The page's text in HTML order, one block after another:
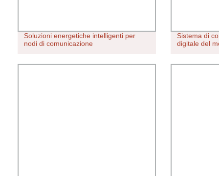
Soluzioni energetiche intelligenti per
nodi di comunicazione
Sistema di
digitale del